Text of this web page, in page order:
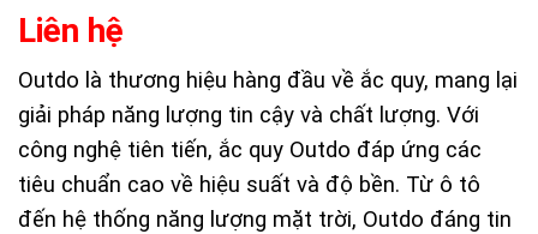
Liên hệ
Outdo là thương hiệu hàng đầu về ắc quy, mang lại
giải pháp năng lượng tin cậy và chất lượng. Với
công nghệ tiên tiến, ắc quy Outdo đáp ứng các
tiêu chuẩn cao về hiệu suất và độ bền. Từ ô tô
đến hệ thống năng lượng mặt trời, Outdo đáng tin